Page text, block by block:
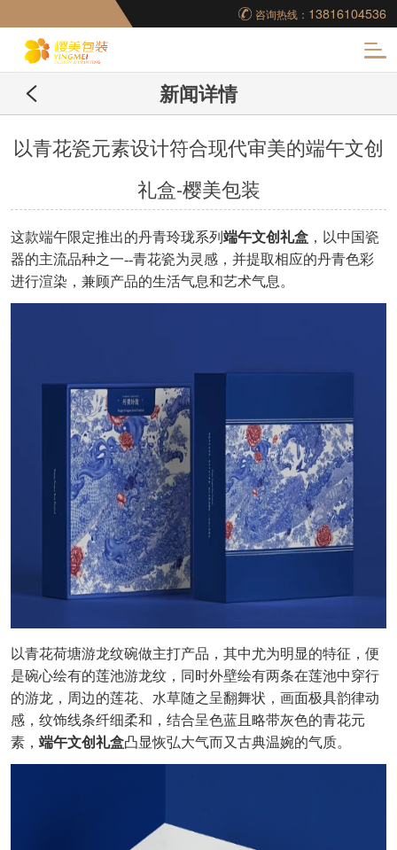
咨询热线： 13816104536
妆品包装盒工厂,高档
包装盒定制,创意包装
新闻详情
以青花瓷元素设计符合现代审美的端午文创
礼盒-樱美包装
这款端午限定推出的丹青玲珑系列 端午文创礼盒，以中国瓷
器的主流品种之一--青花瓷为灵感，并提取相应的丹青色彩
进行渲染，兼顾产品的生活气息和艺术气息。
以青花荷塘游龙纹碗做主打产品，其中尤为明显的特征，便
是碗心绘有的莲池游龙纹，同时外壁绘有两条在莲池中穿行
的游龙，周边的莲花、水草随之呈翻舞状，画面极具韵律动
感，纹饰线条纤细柔和，结合呈色蓝且略带灰色的青花元
素， 端午文创礼盒凸显恢弘大气而又古典温婉的气质。